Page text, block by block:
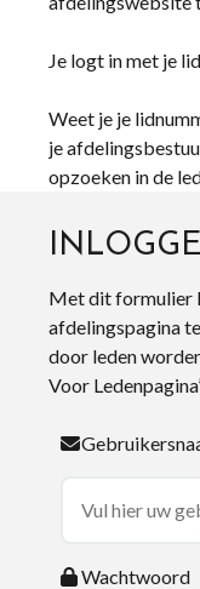
Je logt in met je
Weet je je
je
opzoeken in de
Met dit formulier
afdelingspagina
door leden
Voor
Wachtwoord